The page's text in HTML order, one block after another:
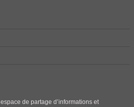
de partage d’informations et